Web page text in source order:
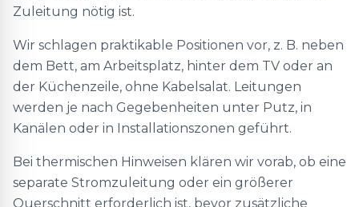
Zuleitung nötig ist.
Wir schlagen praktikable Positionen vor, z. B. neben
dem Bett, am Arbeitsplatz, hinter dem TV oder an
der Küchenzeile, ohne Kabelsalat. Leitungen
werden je nach Gegebenheiten unter Putz, in
Kanälen oder in Installationszonen geführt.
Bei thermischen Hinweisen klären wir vorab, ob eine
separate Stromzuleitung oder ein größerer
Querschnitt erforderlich ist, bevor zusätzliche